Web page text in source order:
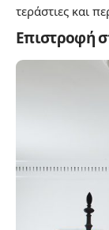
τεράστιες και
Επιστροφή